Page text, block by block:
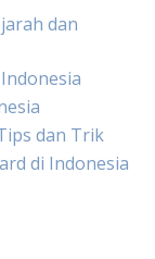
dan
dan Trik
di Indonesia